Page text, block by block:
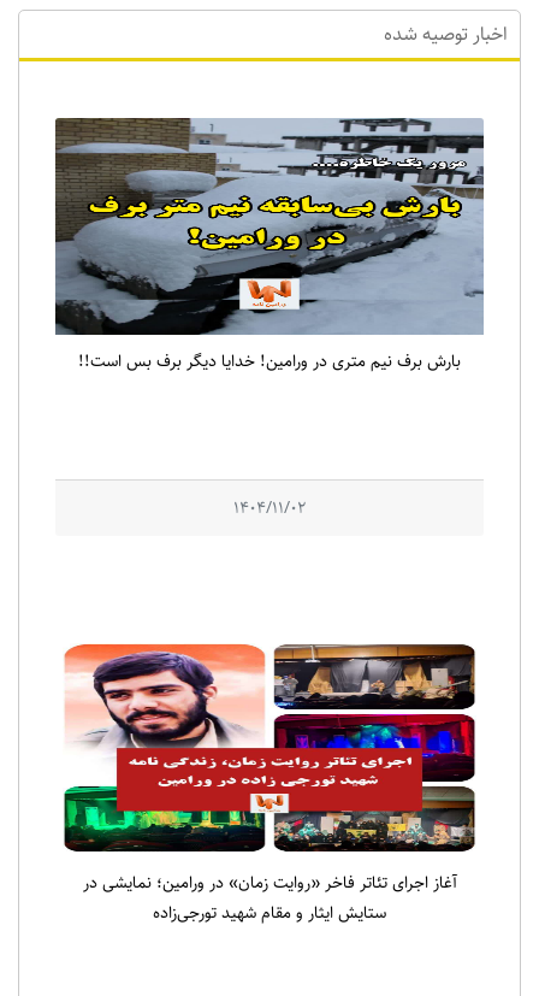
اخبار توصیه شده
بارش برف نیم متری در ورامین! خدایا دیگر برف بس است!!
1404/11/02
آغاز اجرای تئاتر فاخر «روایت زمان» در ورامین؛ نمایشی در
ستایش ایثار و مقام شهید تورجی‌زاده